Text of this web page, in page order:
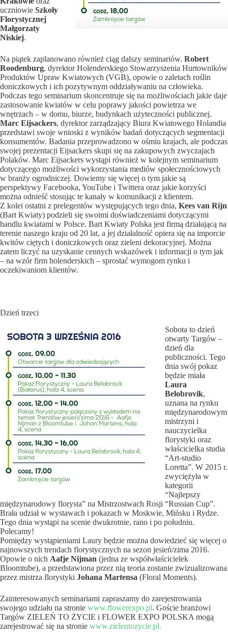
uczniowie Szkoły
Florystycznej
Małgorzaty
Niskiej.
Na piątek zaplanowano również ciąg dalszy seminariów. Robert
Roodenburg, dyrektor Holenderskiego Stowarzyszenia Hurtowników
Produktów Upraw Kwiatowych (VGB), opowie o zaletach roślin
doniczkowych i ich pozytywnym oddziaływaniu na człowieka.
Podczas tego seminarium skoncentruje się na możliwościach jakie daje
zastosowanie kwiatów w celu poprawy jakości powietrza we
wnętrzach – w domu, biurze, budynkach użyteczności publicznej.
Marc Eijsackers, dyrektor zarządzający Biura Kwiatowego Holandia
przedstawi swoje wnioski z wyników badań dotyczących segmentacji
konsumentów. Badania przeprowadzono w ośmiu krajach, ale podczas
swojej prezentacji Eijsackers skupi się na zakupowych zwyczajach
Polaków. Marc Eijsackers wystąpi również w kolejnym seminarium
dotyczącego możliwości wykorzystania mediów społecznościowych
w branży ogrodniczej. Dowiemy się więcej o tym jakie są
perspektywy Facebooka, YouTube i Twittera oraz jakie korzyści
można odnieść stosując te kanały w komunikacji z klientem.
Z kolei ostatni z prelegentów występujących tego dnia, Kees van Rijn
(Bart Kwiaty) podzieli się swoimi doświadczeniami dotyczącymi
handlu kwiatami w Polsce. Bart Kwiaty Polska jest firmą działającą na
terenie naszego kraju od 20 lat, a jej działalność opiera się na imporcie
kwitów ciętych i doniczkowych oraz zieleni dekoracyjnej. Można
zatem liczyć na uzyskanie cennych wskazówek i informacji o tym jak
– na wzór firm holenderskich – sprostać wymogom rynku i
oczekiwaniom klientów.
Dzień trzeci
Sobota to dzień
otwarty Targów –
dzień dla
publiczności. Tego
dnia swój pokaz
będzie miała
Laura
Belobrovik,
uznana na rynku
międzynarodowym
mistrzyni i
nauczycielka
florystyki oraz
właścicielka studia
“Art-studio
Loretta”. W 2015 r.
zwyciężyła w
kategorii
“Najlepszy
międzynarodowy florysta” na Mistrzostwach Rosji “Russian Cup”.
Brała udział w wystawach i pokazach w Moskwie, Mińsku i Rydze.
Tego dnia wystąpi na scenie dwukrotnie, rano i po południu.
Polecamy!
Pomiędzy wystąpieniami Laury będzie można dowiedzieć się więcej o
najnowszych trendach florystycznych na sezon jesień/zima 2016.
Opowie o nich Aafje Nijman (jedna ze współwłaścicielek
Bloomtube), a przedstawiona przez nią teoria zostanie zwizualizowana
przez mistrza florystyki Johana Martensa (Floral Moments).
Zainteresowanych seminariami zapraszamy do zarejestrowania
swojego udziału na stronie www.flowerexpo.pl. Goście branżowi
Targów ZIELEŃ TO ŻYCIE i FLOWER EXPO POLSKA mogą
zarejestrować się na stronie www.zielentozycie.pl.